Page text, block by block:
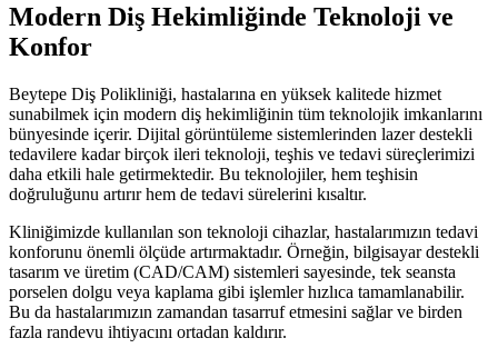
Modern Diş Hekimliğinde Teknoloji ve
Konfor
Beytepe Diş Polikliniği, hastalarına en yüksek kalitede hizmet
sunabilmek için modern diş hekimliğinin tüm teknolojik imkanlarını
bünyesinde içerir. Dijital görüntüleme sistemlerinden lazer destekli
tedavilere kadar birçok ileri teknoloji, teşhis ve tedavi süreçlerimizi
daha etkili hale getirmektedir. Bu teknolojiler, hem teşhisin
doğruluğunu artırır hem de tedavi sürelerini kısaltır.
Kliniğimizde kullanılan son teknoloji cihazlar, hastalarımızın tedavi
konforunu önemli ölçüde artırmaktadır. Örneğin, bilgisayar destekli
tasarım ve üretim (CAD/CAM) sistemleri sayesinde, tek seansta
porselen dolgu veya kaplama gibi işlemler hızlıca tamamlanabilir.
Bu da hastalarımızın zamandan tasarruf etmesini sağlar ve birden
fazla randevu ihtiyacını ortadan kaldırır.